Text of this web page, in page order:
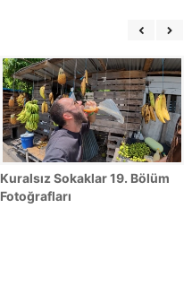
Kuralsız Sokaklar 19. Bölüm
Fotoğrafları